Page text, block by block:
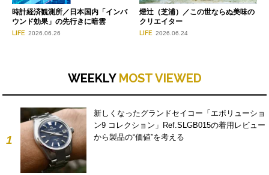
時計経済観測所／日本国内「インバ
ウンド効果」の先行きに暗雲
LIFE 2026.06.26
燈辻（芝浦）／この世ならぬ美味の
クリエイター
LIFE 2026.06.24
WEEKLY MOST VIEWED
1
新しくなったグランドセイコー「エボリューショ
ン9 コレクション」Ref.SLGB015の着用レビュー
から製品の“価値”を考える